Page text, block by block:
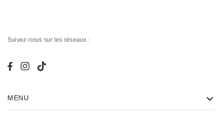
Suivez-nous sur les réseaux :
MENU